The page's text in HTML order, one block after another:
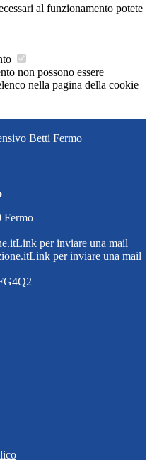
al funzionamento potete
non possono essere
nella pagina della cookie
Betti Fermo
Fermo
Link per inviare una mail
Link per inviare una mail